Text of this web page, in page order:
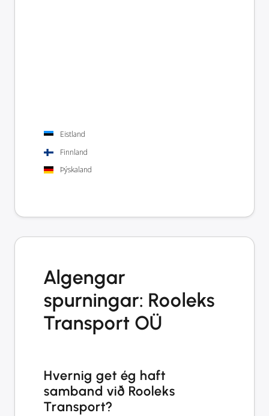
Eistland
Finnland
Þýskaland
Algengar
spurningar: Rooleks
Transport OÜ
Hvernig get ég haft
samband við Rooleks
Transport?